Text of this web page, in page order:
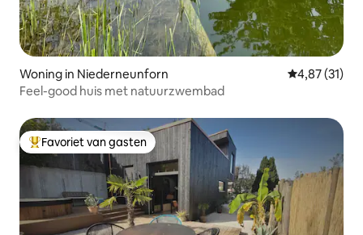
Woning in Niederneunforn Gemiddelde
4,87 (31)
Feel-good huis met natuurzwembad
Topfavoriet van gasten
Favoriet van gasten